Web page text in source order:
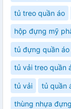
tủ treo quần áo
hộp đựng mỹ
tủ đựng quần áo
tủ vải treo quần
tủ vải tủ quần
thùng nhựa